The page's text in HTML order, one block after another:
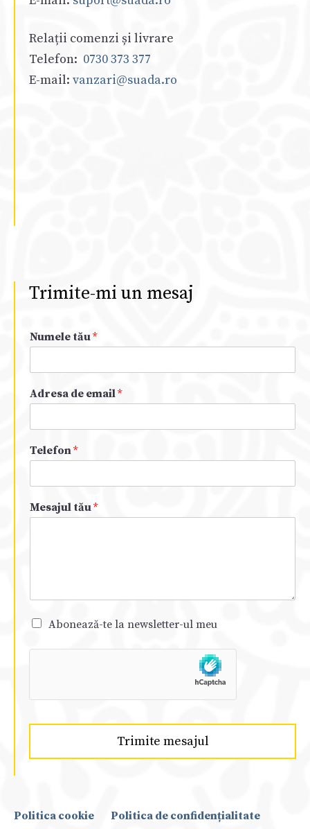
Relații comenzi și livrare
Telefon: 0730 373 377
E-mail: vanzari@suada.ro
Trimite-mi un mesaj
Numele tău*
Adresa de email*
Telefon*
Mesajul tău*
Abonează-te la newsletter-ul meu
Trimite mesajul
Politica cookie
Politica de confidențialitate